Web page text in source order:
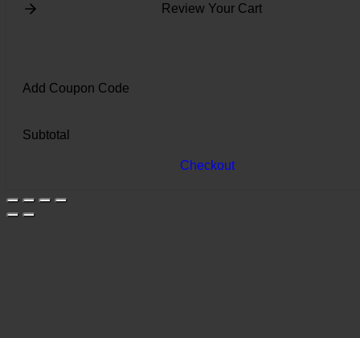
Review Your Cart
Add Coupon Code
Subtotal
Checkout